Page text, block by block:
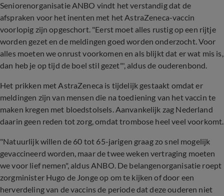
Seniorenorganisatie ANBO vindt het verstandig dat de
afspraken voor het inenten met het AstraZeneca-vaccin
voorlopig zijn opgeschort. "Eerst moet alles rustig op een rijtje
worden gezet en de meldingen goed worden onderzocht. Voor
alles moeten we onrust voorkomen en als blijkt dat er wat mis is,
dan heb je op tijd de boel stil gezet"', aldus de ouderenbond.
Het prikken met AstraZeneca is tijdelijk gestaakt omdat er
meldingen zijn van mensen die na toediening van het vaccin te
maken kregen met bloedstolsels. Aanvankelijk zag Nederland
daarin geen reden tot zorg, omdat trombose heel veel voorkomt.
"Natuurlijk willen de 60 tot 65-jarigen graag zo snel mogelijk
gevaccineerd worden, maar de twee weken vertraging moeten
we voor lief nemen", aldus ANBO. De belangenorganisatie roept
zorgminister Hugo de Jonge op om te kijken of door een
herverdeling van de vaccins de periode dat deze ouderen niet